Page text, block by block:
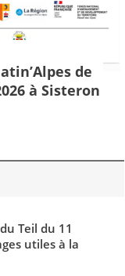
de
à Sisteron
Teil du 11
utiles à la